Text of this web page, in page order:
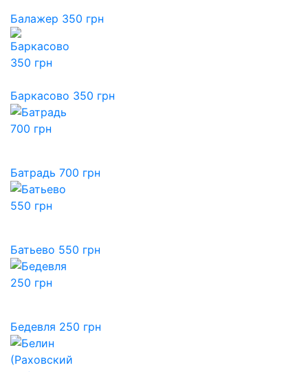
Балажер 350 грн
Баркасово 350 грн
Батрадь 700 грн
Батьево 550 грн
Бедевля 250 грн